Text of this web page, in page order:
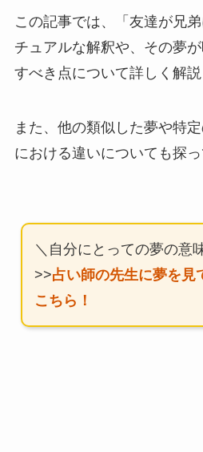
この記事では、「友達が兄
チュアルな解釈や、その夢
すべき点について詳しく解説
また、他の類似した夢や特
における違いについても探っ
＼自分にとっての夢の意
>>占い師の先生に夢を見
こちら！